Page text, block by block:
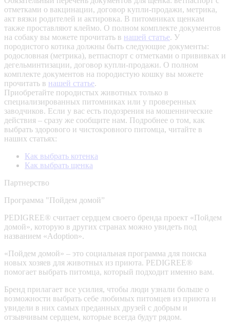
отметками о вакцинации, договор купли-продажи, метрика,
акт вязки родителей и актировка. В питомниках щенкам
также проставляют клеймо. О полном комплекте документов
на собаку вы можете прочитать в нашей статье. У
породистого котика должны быть следующие документы:
родословная (метрика), ветпаспорт с отметками о прививках и
дегельминтизации, договор купли-продажи. О полном
комплекте документов на породистую кошку вы можете
прочитать в нашей статье.
Приобретайте породистых животных только в
специализированных питомниках или у проверенных
заводчиков. Если у вас есть подозрения на мошеннические
действия – сразу же сообщите нам. Подробнее о том, как
выбрать здорового и чистокровного питомца, читайте в
наших статьях:
Как выбрать котенка
Как выбрать щенка
Партнерство
Программа "Пойдем домой”
PEDIGREE® считает сердцем своего бренда проект «Пойдем
домой», которую в других странах можно увидеть под
названием «Adoption».
«Пойдем домой» – это социальная программа для поиска
новых хозяев для животных из приюта. PEDIGREE®
помогает выбрать питомца, который подходит именно вам.
Бренд прилагает все усилия, чтобы люди узнали больше о
возможности выбрать себе любимых питомцев из приюта и
увидели в них самых преданных друзей с добрым и
отзывчивым сердцем, которые всегда будут рядом.